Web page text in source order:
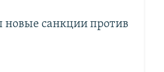
санкции против